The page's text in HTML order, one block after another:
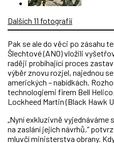
Dalších 11 fotografií
Pak se ale do věci po zásahu
Šlechtové (ANO) vložili
raději probíhající proces
výběr znovu rozjel, najednou
amerických – nabídkách.
technologiemi firem Bell
Lockheed Martin (Black Hawk
„Nyní exkluzivně
na zaslání jejích návrhů,“
mluvčí ministerstva obrany.